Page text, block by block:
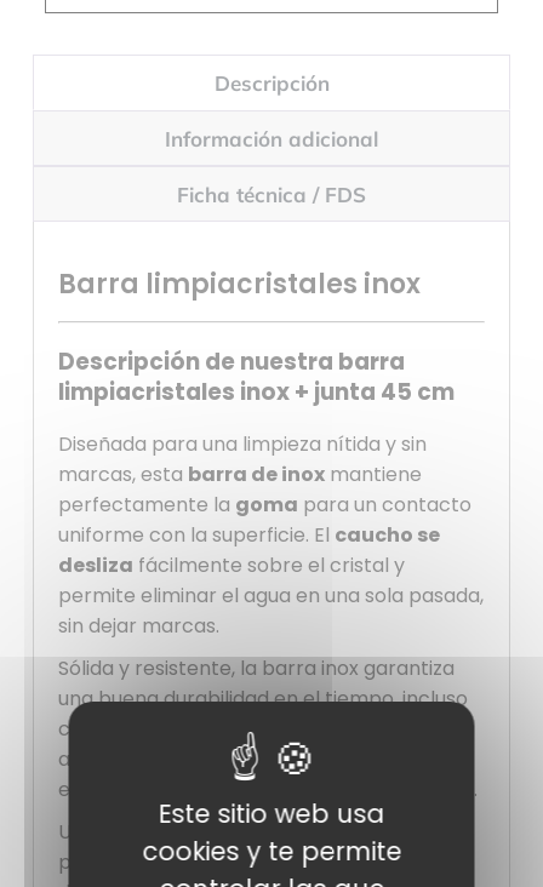
Descripción
Información adicional
Ficha técnica / FDS
Barra limpiacristales inox
Descripción de nuestra barra
limpiacristales inox + junta 45 cm
Diseñada para una limpieza nítida y sin
marcas, esta barra de inoxmantiene
perfectamente la goma para un contacto
uniforme con la superficie. El caucho se
desliza fácilmente sobre el cristal y
permite eliminar el agua en una sola pasada,
sin dejar marcas.
Sólida y resistente, la barra inox garantiza
una buena durabilidad en el tiempo, incluso
con uso regular. La
goma
asegura un resultado limpio y rápido, ya sea
en cristales, espejos u otras superficies lisas.
Un conjunto simple y fiable, indispensable
para mantener los cristales impecables a
Este sitio web usa
cookies y te permite